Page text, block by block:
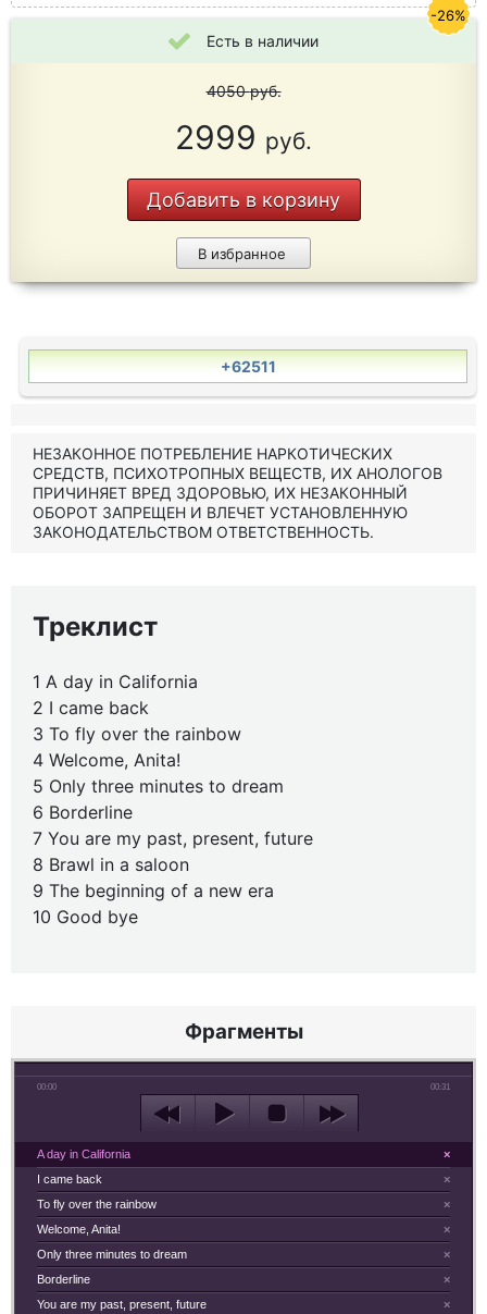
Есть в наличии
4050руб.
2999 руб.
Добавить в корзину
В избранное
-26%
+62511
НЕЗАКОННОЕ ПОТРЕБЛЕНИЕ НАРКОТИЧЕСКИХ
СРЕДСТВ, ПСИХОТРОПНЫХ ВЕЩЕСТВ, ИХ АНОЛОГОВ
ПРИЧИНЯЕТ ВРЕД ЗДОРОВЬЮ, ИХ НЕЗАКОННЫЙ
ОБОРОТ ЗАПРЕЩЕН И ВЛЕЧЕТ УСТАНОВЛЕННУЮ
ЗАКОНОДАТЕЛЬСТВОМ ОТВЕТСТВЕННОСТЬ.
Треклист
1 A day in California
2 I came back
3 To fly over the rainbow
4 Welcome, Anita!
5 Only three minutes to dream
6 Borderline
7 You are my past, present, future
8 Brawl in a saloon
9 The beginning of a new era
10 Good bye
Фрагменты
00:00 00:31
×
A day in California
×
I came back
×
To fly over the rainbow
×
Welcome, Anita!
×
Only three minutes to dream
×
Borderline
×
You are my past, present, future